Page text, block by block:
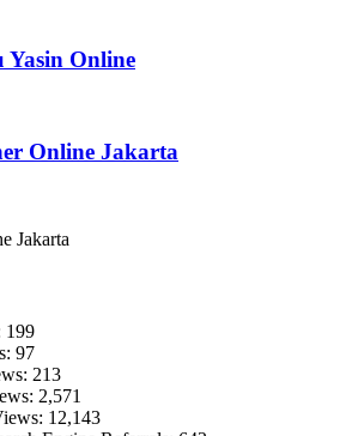
Yasin Online
Online Jakarta
199
97
213
2,571
12,143